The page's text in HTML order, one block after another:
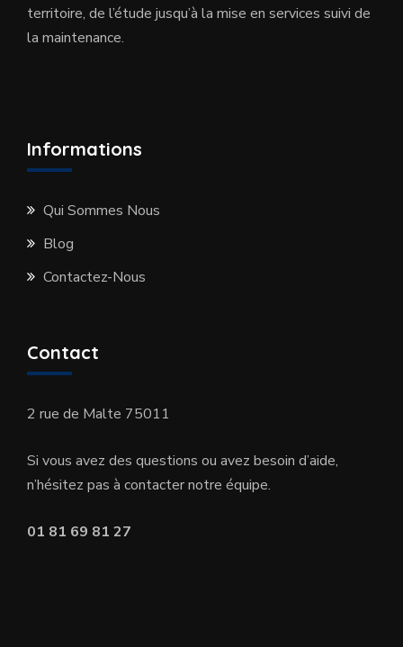
territoire, de l’étude jusqu’à la mise en services suivi de
la maintenance.
Informations
Qui Sommes Nous
Blog
Contactez-Nous
Contact
2 rue de Malte 75011
Si vous avez des questions ou avez besoin d’aide,
n’hésitez pas à contacter notre équipe.
01 81 69 81 27